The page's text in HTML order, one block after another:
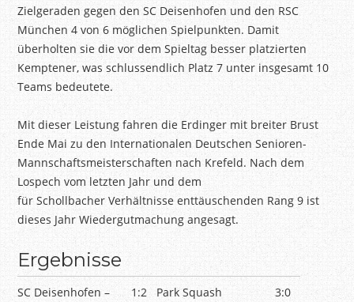
Zielgeraden gegen den SC Deisenhofen und den RSC
München 4 von 6 möglichen Spielpunkten. Damit
überholten sie die vor dem Spieltag besser platzierten
Kemptener, was schlussendlich Platz 7 unter insgesamt 10
Teams bedeutete.
Mit dieser Leistung fahren die Erdinger mit breiter Brust
Ende Mai zu den Internationalen Deutschen Senioren-
Mannschaftsmeisterschaften nach Krefeld. Nach dem
Lospech vom letzten Jahr und dem
für Schollbacher Verhältnisse enttäuschenden Rang 9 ist
dieses Jahr Wiedergutmachung angesagt.
Ergebnisse
SC Deisenhofen –
1:2
Park Squash
3:0